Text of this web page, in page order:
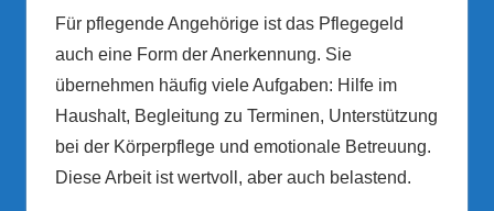
Für pflegende Angehörige ist das Pflegegeld
auch eine Form der Anerkennung. Sie
übernehmen häufig viele Aufgaben: Hilfe im
Haushalt, Begleitung zu Terminen, Unterstützung
bei der Körperpflege und emotionale Betreuung.
Diese Arbeit ist wertvoll, aber auch belastend.